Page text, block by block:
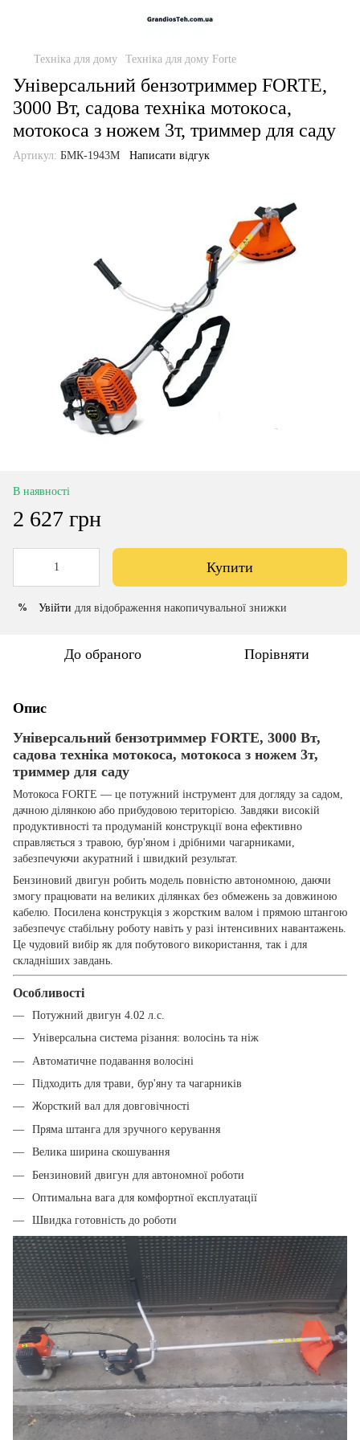
Техніка для дому Техніка для дому Forte
Універсальний бензотриммер FORTE,
3000 Вт, садова техніка мотокоса,
мотокоса з ножем 3т, триммер для саду
Артикул: БМК-1943М Написати відгук
В наявності
2 627 грн
Купити
% Увійти для відображення накопичувальної знижки
До обраного Порівняти
Опис
Універсальний бензотриммер FORTE, 3000 Вт,
садова техніка мотокоса, мотокоса з ножем 3т,
триммер для саду
Мотокоса FORTE — це потужний інструмент для догляду за садом,
дачною ділянкою або прибудовою територією. Завдяки високій
продуктивності та продуманій конструкції вона ефективно
справляється з травою, бур'яном і дрібними чагарниками,
забезпечуючи акуратний і швидкий результат.
Бензиновий двигун робить модель повністю автономною, даючи
змогу працювати на великих ділянках без обмежень за довжиною
кабелю. Посилена конструкція з жорстким валом і прямою штангою
забезпечує стабільну роботу навіть у разі інтенсивних навантажень.
Це чудовий вибір як для побутового використання, так і для
складніших завдань.
Особливості
Потужний двигун 4.02 л.с.
Універсальна система різання: волосінь та ніж
Автоматичне подавання волосіні
Підходить для трави, бур'яну та чагарників
Жорсткий вал для довговічності
Пряма штанга для зручного керування
Велика ширина скошування
Бензиновий двигун для автономної роботи
Оптимальна вага для комфортної експлуатації
Швидка готовність до роботи